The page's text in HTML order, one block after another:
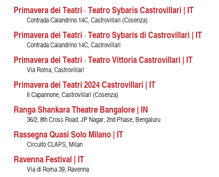
Primavera dei Teatri · Teatro Sybaris Castrovillari | IT
Contrada Calandrino 14C, Castrovillari (Cosenza)
Primavera dei Teatri · Teatro Sybaris di Castrovillari | IT
Contrada Calandrino 14C, Castrovillari
Primavera dei Teatri · Teatro Vittoria Castrovillari | IT
Via Roma, Castrovillari
Primavera dei Teatri 2024 Castrovillari | IT
Il Capannone, Castrovillari (Cosenza)
Ranga Shankara Theatre Bangalore | IN
36/2, 8th Cross Road, JP Nagar, 2nd Phase, Bengaluru
Rassegna Quasi Solo Milano | IT
Circuito CLAPS, Milan
Ravenna Festival | IT
Via di Roma 39, Ravenna